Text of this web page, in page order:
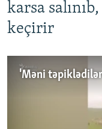
karsa
keçirir
No media